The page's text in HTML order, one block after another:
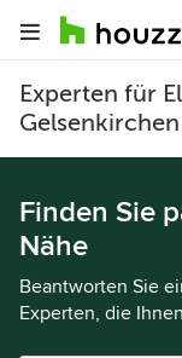
Experten für
Gelsenkirchen
Finden Sie
Nähe
Beantworten Sie
Experten, die